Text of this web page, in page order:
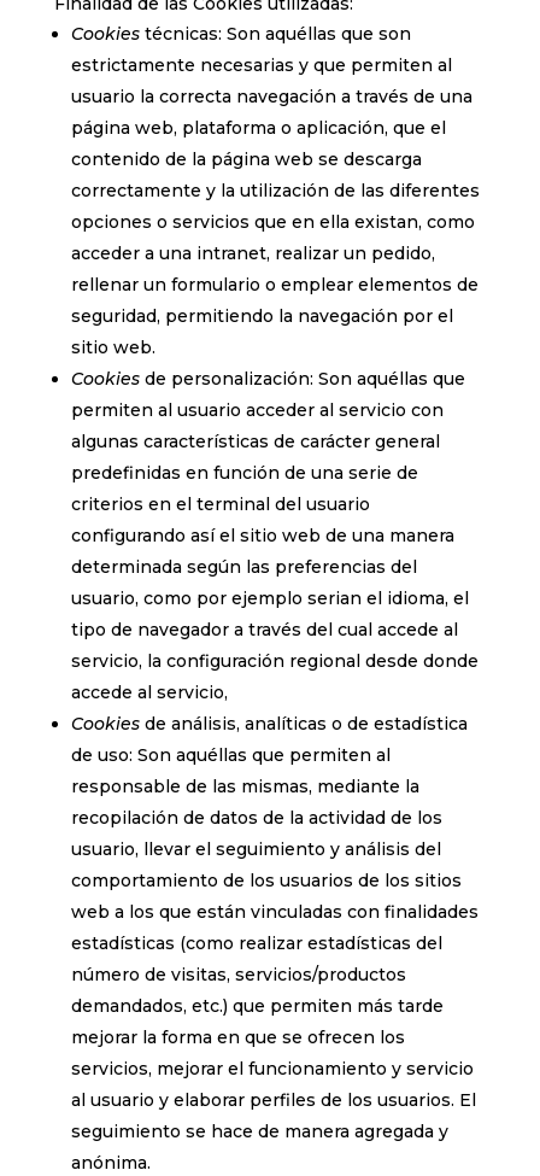
Cookies técnicas: Son aquéllas que son
estrictamente necesarias y que permiten al
usuario la correcta navegación a través de una
página web, plataforma o aplicación, que el
contenido de la página web se descarga
correctamente y la utilización de las diferentes
opciones o servicios que en ella existan, como
acceder a una intranet, realizar un pedido,
rellenar un formulario o emplear elementos de
seguridad, permitiendo la navegación por el
sitio web.
Cookies de personalización: Son aquéllas que
permiten al usuario acceder al servicio con
algunas características de carácter general
predefinidas en función de una serie de
criterios en el terminal del usuario
configurando así el sitio web de una manera
determinada según las preferencias del
usuario, como por ejemplo serian el idioma, el
tipo de navegador a través del cual accede al
servicio, la configuración regional desde donde
accede al servicio,
Cookies de análisis, analíticas o de estadística
de uso: Son aquéllas que permiten al
responsable de las mismas, mediante la
recopilación de datos de la actividad de los
usuario, llevar el seguimiento y análisis del
comportamiento de los usuarios de los sitios
web a los que están vinculadas con finalidades
estadísticas (como realizar estadísticas del
número de visitas, servicios/productos
demandados, etc.) que permiten más tarde
mejorar la forma en que se ofrecen los
servicios, mejorar el funcionamiento y servicio
al usuario y elaborar perfiles de los usuarios. El
seguimiento se hace de manera agregada y
anónima.